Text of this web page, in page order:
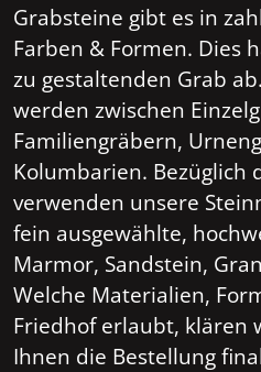
Grabsteine gibt es in
Farben & Formen. Dies
zu gestaltenden Grab
werden zwischen
Familiengräbern,
Kolumbarien. Bezüglich
verwenden unsere
fein ausgewählte,
Marmor, Sandstein,
Welche Materialien,
Friedhof erlaubt, klären
Ihnen die Bestellung